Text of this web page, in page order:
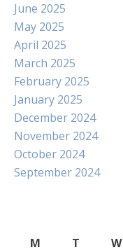
June 2025
May 2025
April 2025
March 2025
February 2025
January 2025
December 2024
November 2024
October 2024
September 2024
M
T W